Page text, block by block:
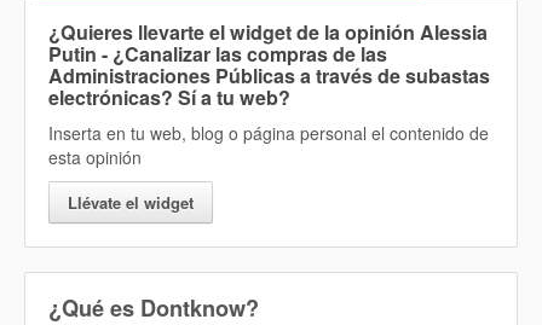
¿Quieres llevarte el widget de la opinión Alessia
Putin - ¿Canalizar las compras de las
Administraciones Públicas a través de subastas
electrónicas? Sía tu web?
Inserta en tu web, blog o página personal el contenido de
esta opinión
Llévate el widget
¿Qué es Dontknow?